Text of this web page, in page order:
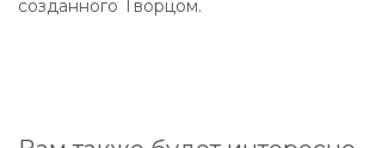
созданного Творцом.